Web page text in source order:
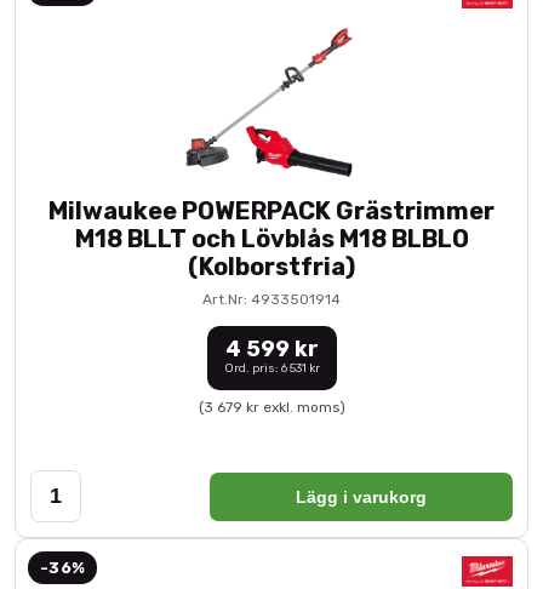
Milwaukee POWERPACK Grästrimmer
M18 BLLT och Lövblås M18 BLBLO
(Kolborstfria)
Art.Nr: 4933501914
4 599 kr
Ord. pris: 6 531 kr
(3 679 kr exkl. moms)
Lägg i varukorg
-36%